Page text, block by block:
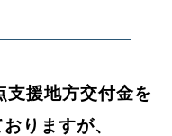
支援地方交付金を
りますが、